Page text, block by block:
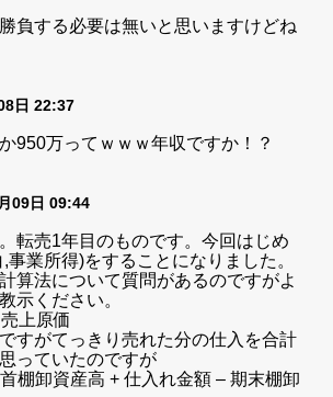
負する必要は無いと思いますけどね
日 22:37
950万ってｗｗｗ年収ですか！？
09日 09:44
転売1年目のものです。今回はじめ
事業所得)をすることになりました。
算法について質問があるのですがよ
示ください。
上原価
すがてっきり売れた分の仕入を合計
っていたのですが
棚卸資産高 + 仕入れ金額 – 期末棚卸